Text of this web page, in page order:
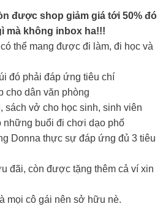
được shop giảm giá tới 50% đó
mà không inbox ha!!!
thể mang được đi làm, đi học và
đó phải đáp ứng tiêu chí
cho dân văn phòng
sách vở cho học sinh, sinh viên
những buổi đi chơi dạo phố
Donna thực sự đáp ứng đủ 3 tiêu
đãi, còn được tặng thêm cả ví xin
mọi cô gái nên sở hữu nè.